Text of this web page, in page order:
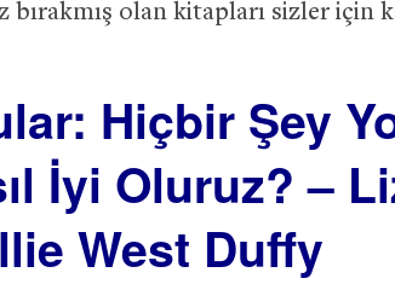
olan kitapları sizler için
Hiçbir Şey
İyi Oluruz? –
West Duffy